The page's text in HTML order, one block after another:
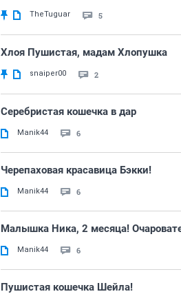
TheTuguar 5
Хлоя Пушистая, мадам Хлопушка
snaiper00 2
Серебристая кошечка в дар
Manik44 6
Черепаховая красавица Бэкки!
Manik44 6
Малышка Ника, 2 месяца!
Manik44 6
Пушистая кошечка Шейла!